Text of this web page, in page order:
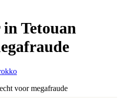
Tetouan